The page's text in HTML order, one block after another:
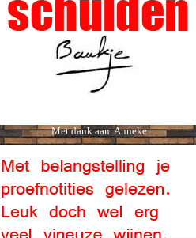
Met dank aan Anneke